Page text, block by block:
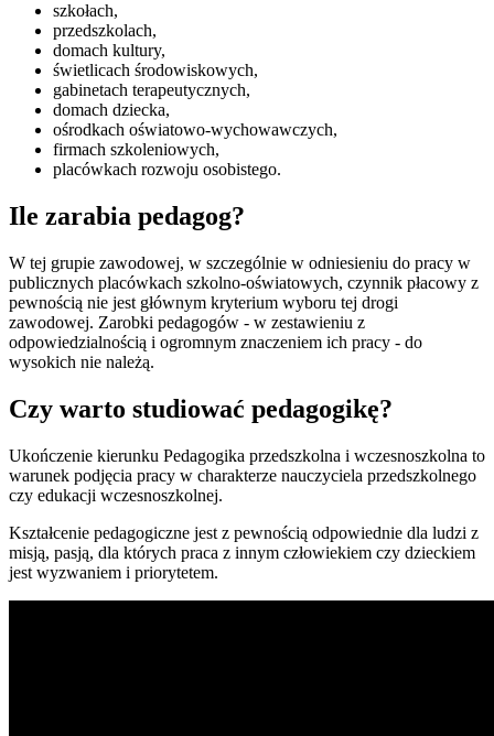
szkołach,
przedszkolach,
domach kultury,
świetlicach środowiskowych,
gabinetach terapeutycznych,
domach dziecka,
ośrodkach oświatowo-wychowawczych,
firmach szkoleniowych,
placówkach rozwoju osobistego.
Ile zarabia pedagog?
W tej grupie zawodowej, w szczególnie w odniesieniu do pracy w
publicznych placówkach szkolno-oświatowych, czynnik płacowy z
pewnością nie jest głównym kryterium wyboru tej drogi
zawodowej. Zarobki pedagogów - w zestawieniu z
odpowiedzialnością i ogromnym znaczeniem ich pracy - do
wysokich nie należą.
Czy warto studiować pedagogikę?
Ukończenie kierunku Pedagogika przedszkolna i wczesnoszkolna to
warunek podjęcia pracy w charakterze nauczyciela przedszkolnego
czy edukacji wczesnoszkolnej.
Kształcenie pedagogiczne jest z pewnością odpowiednie dla ludzi z
misją, pasją, dla których praca z innym człowiekiem czy dzieckiem
jest wyzwaniem i priorytetem.